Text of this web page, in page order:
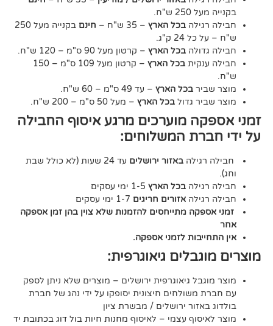
בכל הארץ– 35 ש"ח – חינם
בקנייה מעל 250
בכל הארץ – קרטון מעל 90 ס"מ – 120 ש"ח.
בכל הארץ – קרטון מעל 109 ס"מ – 150
בכל הארץ– עד 49 ס"מ – 60 ש"ח.
גדול
בכל הארץ– מעל 50 ס"מ – 200 ש"ח.
מוערכים מרגע איסוף החבילה
המשלוחים:
באזור ירושלים עד 24 שעות (לא כולל שבת
בכל הארץ1-5 ימי עסקים
אזורים חריגים1-7 ימי עסקים
מתייחסים להזמנות שלא צוין בהן זמן אספקה
לזמני אספקה.
גיאוגרפית:
גיאוגרפית ירושלים – מוצרים שלא ניתן לספק
חיצונית יסופקו על ידי נהג של חברת
ירושלים / מבשרת ציון
עצמי – לאיסוףמחנות חיות בול דוג בכתובת יד